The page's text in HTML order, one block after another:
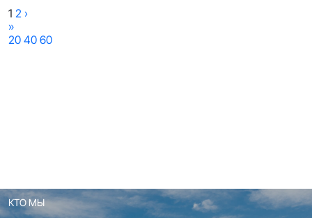
1 2 ›
»
20 40 60
КТО МЫ